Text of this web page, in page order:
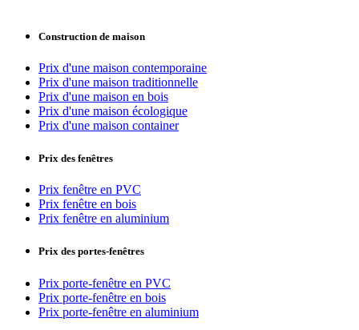
Construction de maison
Prix d'une maison contemporaine
Prix d'une maison traditionnelle
Prix d'une maison en bois
Prix d'une maison écologique
Prix d'une maison container
Prix des fenêtres
Prix fenêtre en PVC
Prix fenêtre en bois
Prix fenêtre en aluminium
Prix des portes-fenêtres
Prix porte-fenêtre en PVC
Prix porte-fenêtre en bois
Prix porte-fenêtre en aluminium